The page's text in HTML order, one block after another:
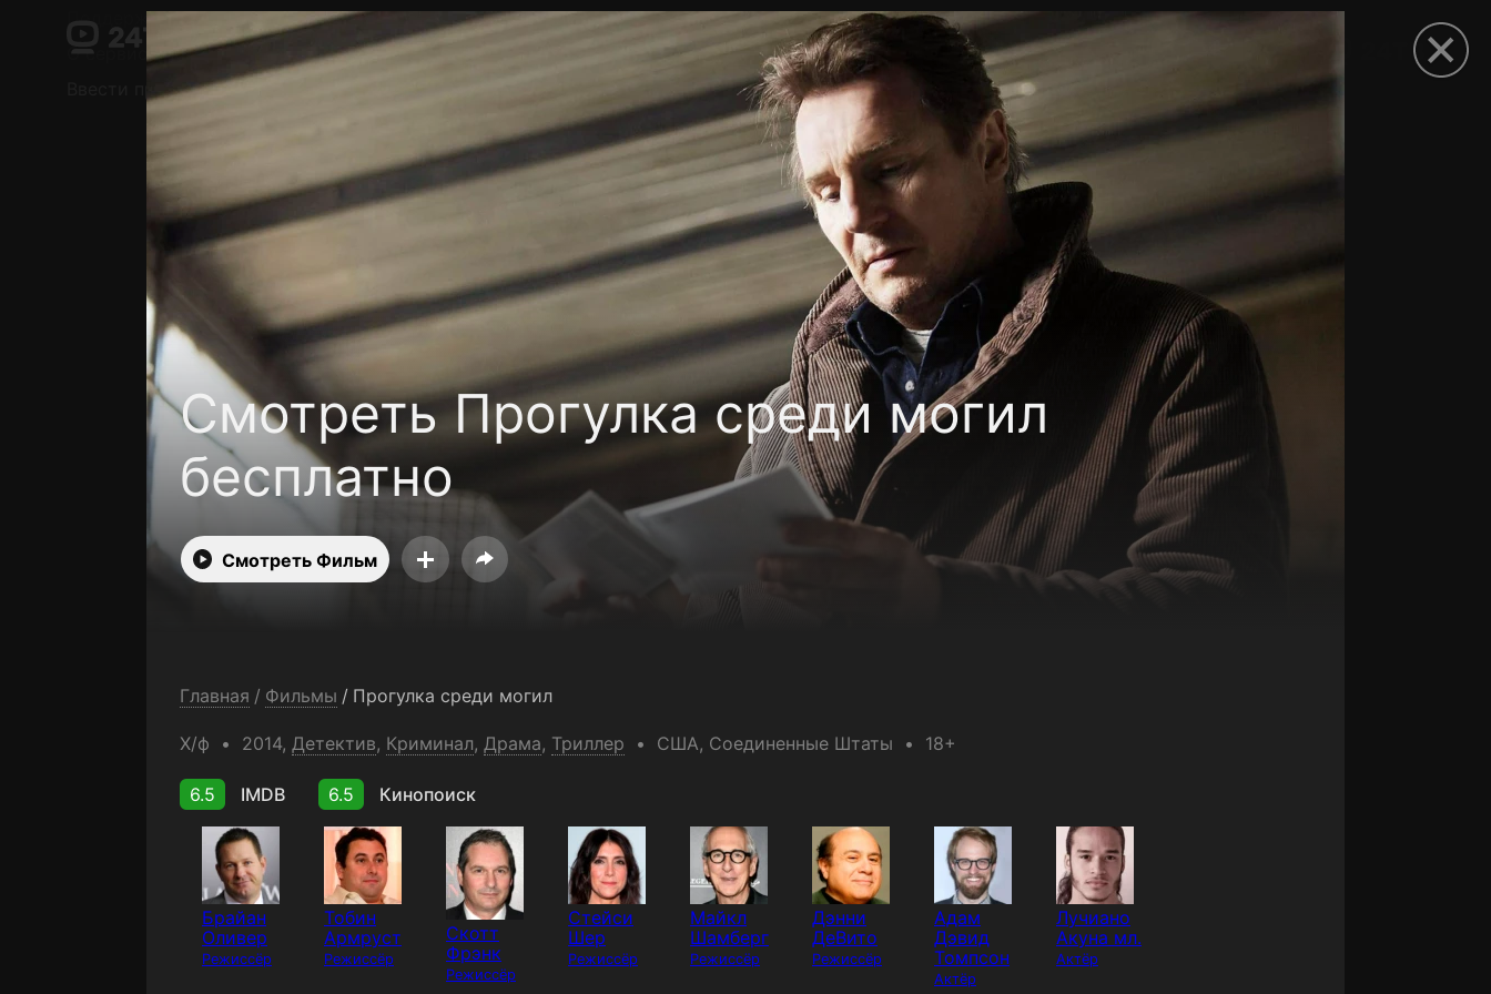
Смотреть Прогулка среди могил
бесплатно
Смотреть Фильм
Главная / Фильмы / Прогулка среди могил
Х/ф 2014, Детектив, Криминал, Драма, Триллер США, Соединенные Штаты 18+
6.5 IMDB 6.5 Кинопоиск
Брайан
Оливер
Режиссёр
Тобин
Армруст
Режиссёр
Скотт
Фрэнк
Режиссёр
Стейси
Шер
Режиссёр
Майкл
Шамберг
Режиссёр
Дэнни
ДеВито
Режиссёр
Адам
Дэвид
Томпсон
Актёр
Лучиано
Акуна мл.
Актёр
Поддержка:support@24h.tv
О сервисе
Пользовательское соглашение Политика конфиденциальности Для партнёров
Открыть приложение
Ввести промокод
Контакты